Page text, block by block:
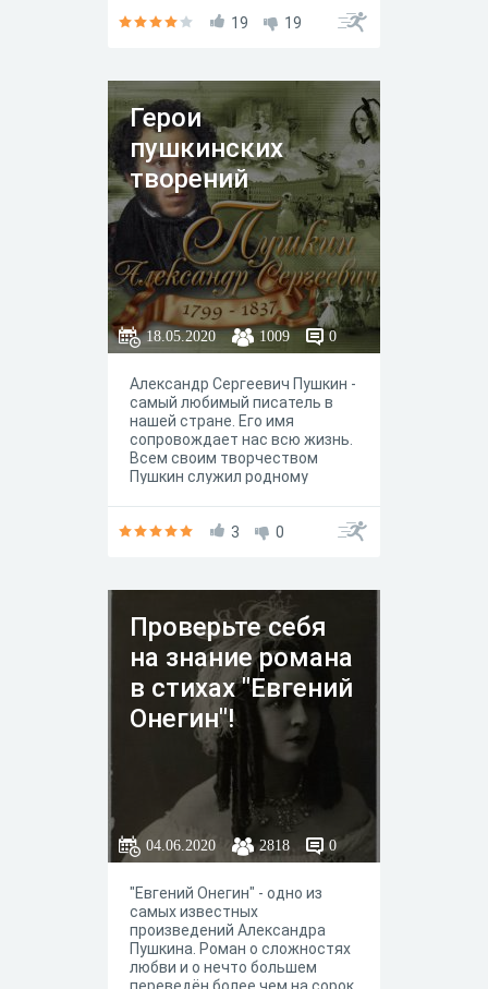
19 19
Герои
пушкинских
творений
18.05.2020 1009 0
Александр Сергеевич Пушкин -
самый любимый писатель в
нашей стране. Его имя
сопровождает нас всю жизнь.
Всем своим творчеством
Пушкин служил родному
Предлагаем вам прикоснуться
Белкина", написанные пером
3 0
Проверьте себя
на знание романа
в стихах "Евгений
Онегин"!
04.06.2020 2818 0
"Евгений Онегин" - одно из
самых известных
произведений Александра
Пушкина. Роман о сложностях
любви и о нечто большем